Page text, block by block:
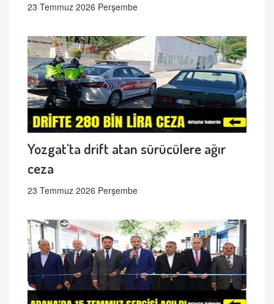
23 Temmuz 2026 Perşembe
Yozgat'ta drift atan sürücülere ağır
ceza
23 Temmuz 2026 Perşembe